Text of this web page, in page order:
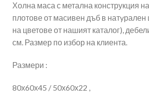
Холна маса с метална конструкция
плотове от масивен дъб в натyрален
на цветове от нашият каталог),
см. Размер по избор на клиента.
Размери :
80х60х45 / 50х60х22 ,